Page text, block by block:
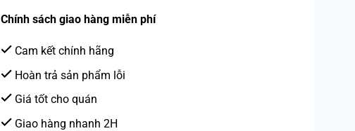
Chính sách giao hàng miễn phí
Cam kết chính hãng
Hoàn trả sản phẩm lỗi
Giá tốt cho quán
Giao hàng nhanh 2H